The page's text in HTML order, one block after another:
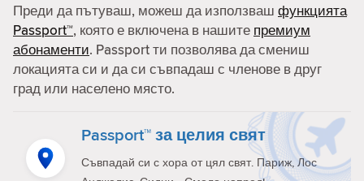
Преди да пътуваш, можеш да използваш функцията
Passport™, която е включена в нашите премиум
абонаменти. Passport ти позволява да смениш
локацията си и да си съвпадаш с членове в друг
град или населено място.
Passport™ за целия свят
Съвпадай си с хора от цял свят. Париж, Лос